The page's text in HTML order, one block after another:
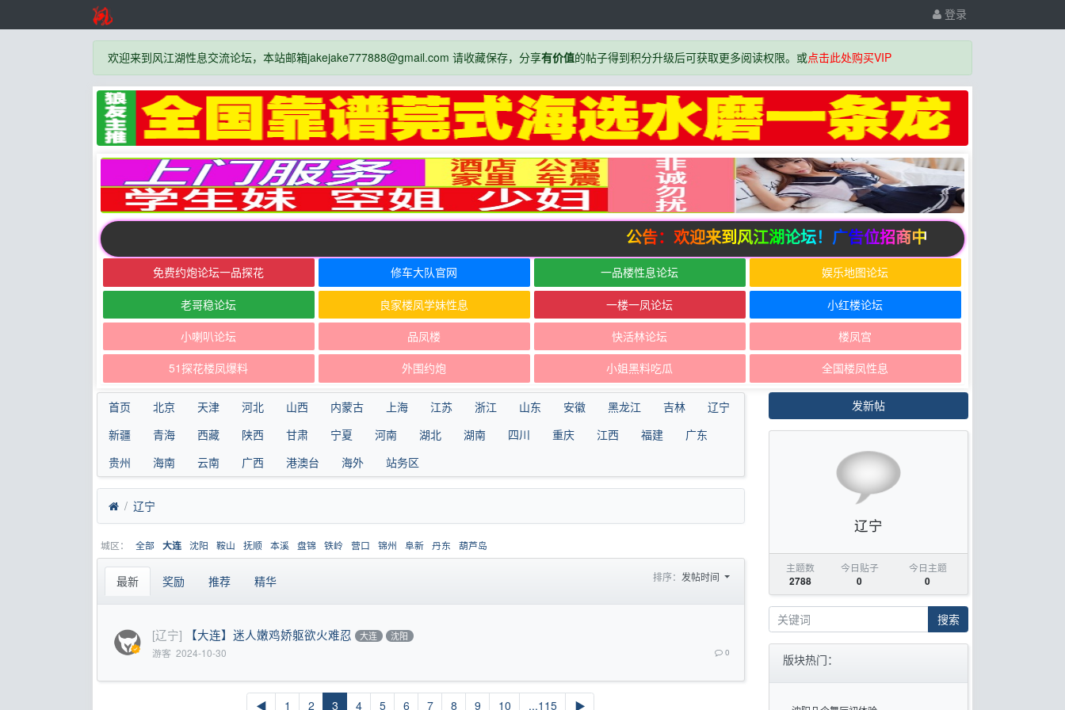
登录
欢迎来到风江湖性息交流论坛，本站邮箱jakejake777888@gmail.com 请收藏保存，分享有价值的帖子得到积分升级后可获取更多阅读权限。或点击此处购买VIP
公告：欢迎来到风江湖论坛！广告位招商中
免费约炮论坛一品探花 修车大队官网 一品楼性息论坛 娱乐地图论坛
老哥稳论坛 良家楼凤学妹性息 一楼一凤论坛 小红楼论坛
小喇叭论坛 品凤楼 快活林论坛 楼凤宫
51探花楼凤爆料 外围约炮 小姐黑料吃瓜 全国楼凤性息
首页 北京 天津 河北 山西 内蒙古 上海 江苏 浙江 山东 安徽 黑龙江 吉林
辽宁
新疆
青海 西藏 陕西 甘肃 宁夏 河南 湖北 湖南 四川 重庆 江西 福建
广东
贵州
海南 云南 广西 港澳台 海外 站务区
辽宁
城区： 全部 大连 沈阳 鞍山 抚顺 本溪 盘锦 铁岭 营口 锦州 阜新 丹东 葫芦岛
最新 奖励 推荐 精华 排序： 发帖时间
[辽宁] 【大连】迷人嫩鸡娇躯欲火难忍 大连 沈阳
游客 2024-10-30 0
◀ 1 2 3 4 5 6 7 8 9 10 ...115 ▶
发新帖
辽宁
主题数
2788
今日贴子
0
今日主题
0
搜索
版块热门：